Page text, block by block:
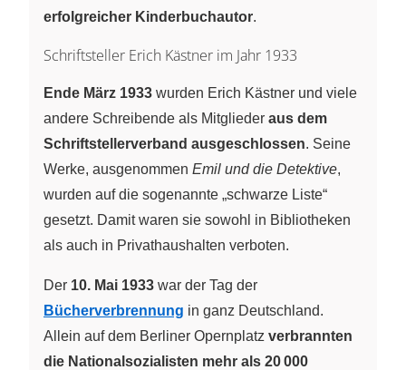
erfolgreicher Kinderbuchautor.
Schriftsteller Erich Kästner im Jahr 1933
Ende März 1933 wurden Erich Kästner und viele
andere Schreibende als Mitglieder aus dem
Schriftstellerverband ausgeschlossen. Seine
Werke, ausgenommen Emil und die Detektive,
wurden auf die sogenannte „schwarze Liste“
gesetzt. Damit waren sie sowohl in Bibliotheken
als auch in Privathaushalten verboten.
Der 10. Mai 1933 war der Tag der
Bücherverbrennung in ganz Deutschland.
Allein auf dem Berliner Opernplatz verbrannten
die Nationalsozialisten mehr als 20 000